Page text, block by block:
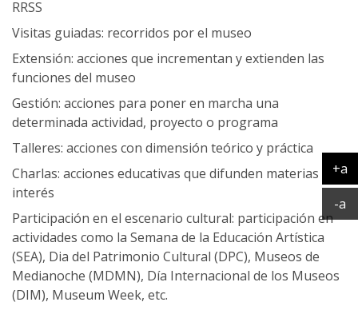
RRSS
Visitas guiadas: recorridos por el museo
Extensión: acciones que incrementan y extienden las
funciones del museo
Gestión: acciones para poner en marcha una
determinada actividad, proyecto o programa
Talleres: acciones con dimensión teórico y práctica
Charlas: acciones educativas que difunden materias de
interés
Participación en el escenario cultural: participación en
actividades como la Semana de la Educación Artística
(SEA), Dia del Patrimonio Cultural (DPC), Museos de
Medianoche (MDMN), Día Internacional de los Museos
(DIM), Museum Week, etc.
+a
-a